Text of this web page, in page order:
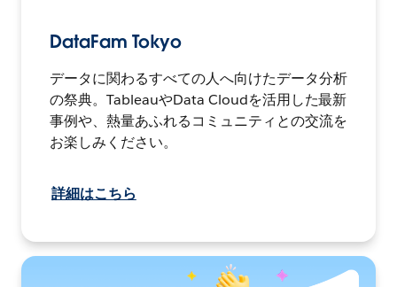
DataFam Tokyo
データに関わるすべての人へ向けたデータ分析
の祭典。TableauやData Cloudを活用した最新
事例や、熱量あふれるコミュニティとの交流を
お楽しみください。
詳細はこちら